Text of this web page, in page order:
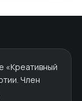
«Креативный
Член